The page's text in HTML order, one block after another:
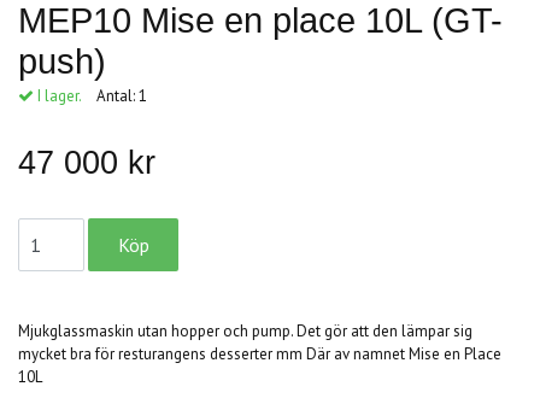
MEP10 Mise en place 10L (GT-
push)
I lager. Antal:1
47 000 kr
Mjukglassmaskin utan hopper och pump. Det gör att den lämpar sig
mycket bra för resturangens desserter mm Där av namnet Mise en Place
10L